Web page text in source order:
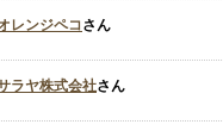
レンジペコさん
ラヤ株式会社さん